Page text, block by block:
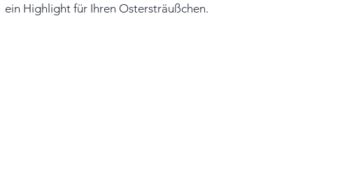
ein Highlight für Ihren Ostersträußchen.